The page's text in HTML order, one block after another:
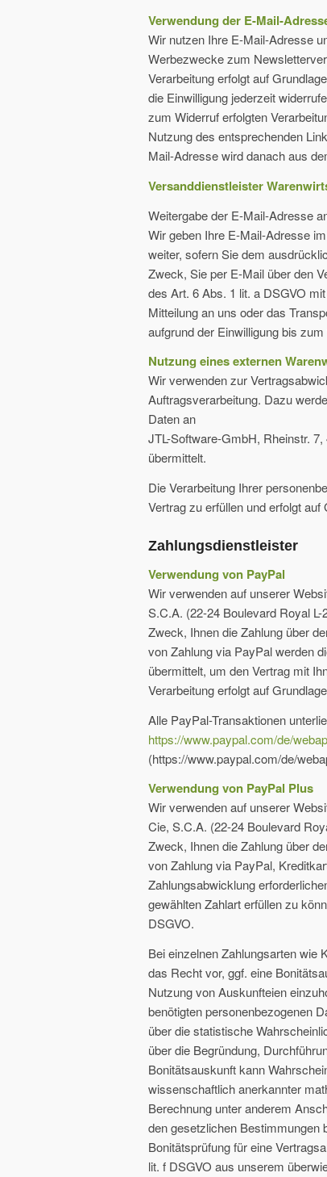
Verwendung der E-Mail-
Wir nutzen Ihre E-Mail-Adresse
Werbezwecke zum
Verarbeitung erfolgt auf
die Einwilligung jederzeit
zum Widerruf erfolgten
Nutzung des entsprechenden
Mail-Adresse wird danach aus
Versanddienstleister
Weitergabe der E-Mail-Adresse
Wir geben Ihre E-Mail-Adresse
weiter, sofern Sie dem
Zweck, Sie per E-Mail über den
des Art. 6 Abs. 1 lit. a DSGVO
Mitteilung an uns oder das
aufgrund der Einwilligung bis
Nutzung eines externen
Wir verwenden zur
Auftragsverarbeitung. Dazu
Daten an
JTL-Software-GmbH, Rheinstr.
übermittelt.
Die Verarbeitung Ihrer
Vertrag zu erfüllen und erfolgt
Zahlungsdienstleister
Verwendung von PayPal
Wir verwenden auf unserer
S.C.A. (22-24 Boulevard Royal
Zweck, Ihnen die Zahlung über
von Zahlung via PayPal werden
übermittelt, um den Vertrag mit
Verarbeitung erfolgt auf
Alle PayPal-Transaktionen
https://www.paypal.com/de/
(https://www.paypal.com/de/
Verwendung von PayPal Plus
Wir verwenden auf unserer
Cie, S.C.A. (22-24 Boulevard
Zweck, Ihnen die Zahlung über
von Zahlung via PayPal,
Zahlungsabwicklung
gewählten Zahlart erfüllen zu
DSGVO.
Bei einzelnen Zahlungsarten wie
das Recht vor, ggf. eine
Nutzung von Auskunfteien
benötigten personenbezogenen
über die statistische
über die Begründung,
Bonitätsauskunft kann
wissenschaftlich anerkannter
Berechnung unter anderem
den gesetzlichen Bestimmungen
Bonitätsprüfung für eine
lit. f DSGVO aus unserem